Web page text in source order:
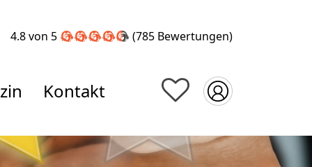
4.8 von 5 (785 Bewertungen)
Kontakt